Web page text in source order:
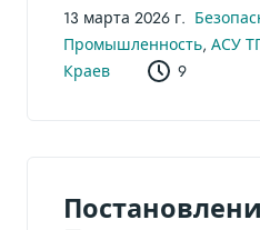
13 марта 2026 г.
Промышленность, АСУ
Краев
9